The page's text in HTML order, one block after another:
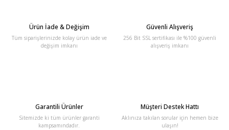
Ürün İade & Değişim
Tüm siparişlerinizde kolay ürün iade ve
değişim imkanı
Güvenli Alışveriş
256 Bit SSL sertifikası ile %100 güvenli
alışveriş imkanı
Garantili Ürünler
Sitemizde ki tüm ürünler garanti
kampsamındadır.
Müşteri Destek Hattı
Aklınıza takılan sorular için hemen bize
ulaşın!